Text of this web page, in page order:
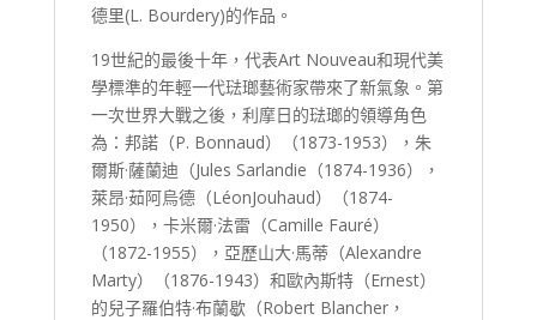
德里(L. Bourdery)的作品。
19世紀的最後十年，代表Art Nouveau和現代美
學標準的年輕一代琺瑯藝術家帶來了新氣象。第
一次世界大戰之後，利摩日的琺瑯的領導角色
為：邦諾（P. Bonnaud）（1873-1953），朱
爾斯·薩蘭迪（Jules Sarlandie（1874-1936），
萊昂·茹阿烏德（LéonJouhaud）（1874-
1950），卡米爾·法雷（Camille Fauré）
（1872-1955），亞歷山大·馬蒂（Alexandre
Marty）（1876-1943）和歐內斯特（Ernest）
的兒子羅伯特·布蘭歇（Robert Blancher，